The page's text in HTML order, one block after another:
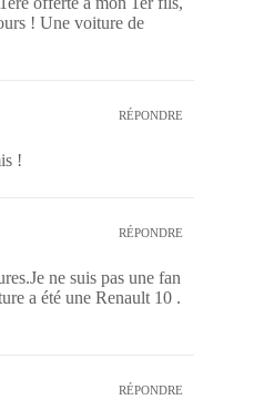
! Une voiture de
RÉPONDRE
!
RÉPONDRE
ne suis pas une fan
a été une Renault 10 .
RÉPONDRE